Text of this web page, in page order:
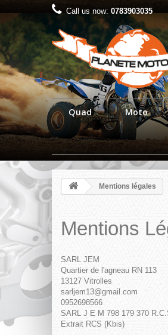
Call us now: 0783903035
Quad Moto
Mentions légales
Mentions
SARL JEM
Quartier de l'agneau RN 113
13127 Vitrolles
sarljem13@gmail.com
0952698566
SARL J E M 798 179 370
Extrait RCS (Kbis)